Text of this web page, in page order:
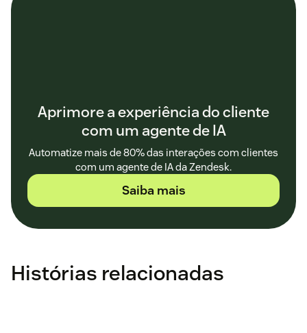
Aprimore a experiência do cliente
com um agente de IA
Automatize mais de 80% das interações com clientes
com um agente de IA da Zendesk.
Saiba mais
Histórias relacionadas